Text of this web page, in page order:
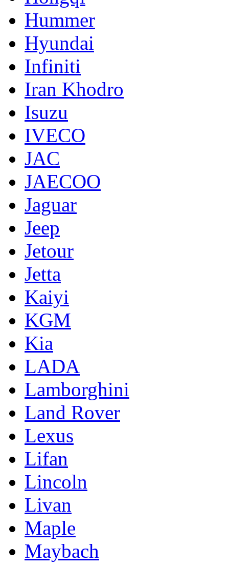
Hummer
Hyundai
Infiniti
Iran Khodro
Isuzu
IVECO
JAC
JAECOO
Jaguar
Jeep
Jetour
Jetta
Kaiyi
KGM
Kia
LADA
Lamborghini
Land Rover
Lexus
Lifan
Lincoln
Livan
Maple
Maybach